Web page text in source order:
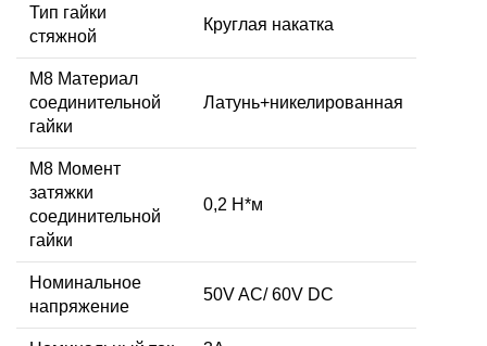
Тип гайки
стяжной
Круглая накатка
М8 Материал
соединительной
гайки
Латунь+никелированная
M8 Момент
затяжки
соединительной
гайки
0,2 Н*м
Номинальное
напряжение
50V AC/ 60V DC